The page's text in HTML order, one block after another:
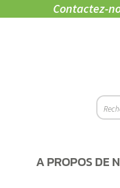
Contactez-
A PROPOS DE